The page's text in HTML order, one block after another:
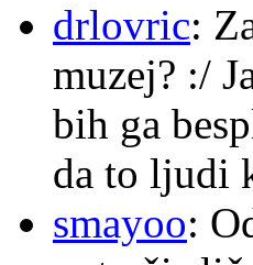
drlovric:
muzej? :/
bih ga
da to ljudi
smayoo: